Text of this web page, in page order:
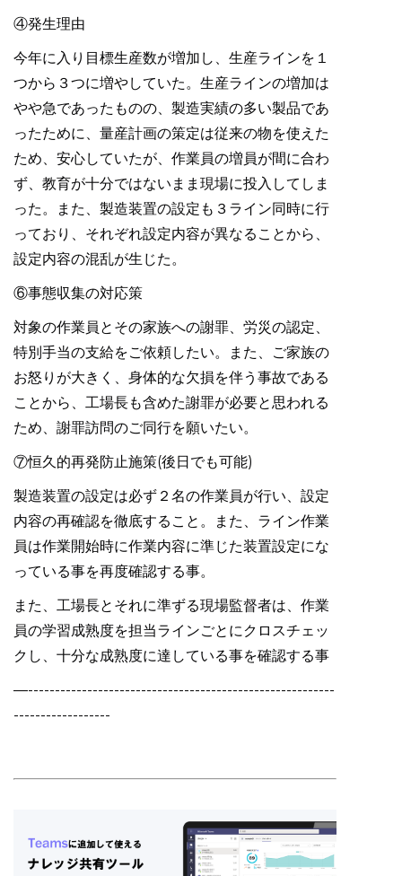
④発生理由
今年に入り目標生産数が増加し、生産ラインを１
つから３つに増やしていた。生産ラインの増加は
やや急であったものの、製造実績の多い製品であ
ったために、量産計画の策定は従来の物を使えた
ため、安心していたが、作業員の増員が間に合わ
ず、教育が十分ではないまま現場に投入してしま
った。また、製造装置の設定も３ライン同時に行
っており、それぞれ設定内容が異なることから、
設定内容の混乱が生じた。
⑥事態収集の対応策
対象の作業員とその家族への謝罪、労災の認定、
特別手当の支給をご依頼したい。また、ご家族の
お怒りが大きく、身体的な欠損を伴う事故である
ことから、工場長も含めた謝罪が必要と思われる
ため、謝罪訪問のご同行を願いたい。
⑦恒久的再発防止施策(後日でも可能)
製造装置の設定は必ず２名の作業員が行い、設定
内容の再確認を徹底すること。また、ライン作業
員は作業開始時に作業内容に準じた装置設定にな
っている事を再度確認する事。
また、工場長とそれに準ずる現場監督者は、作業
員の学習成熟度を担当ラインごとにクロスチェッ
クし、十分な成熟度に達している事を確認する事
—---------------------------------------------------------
------------------